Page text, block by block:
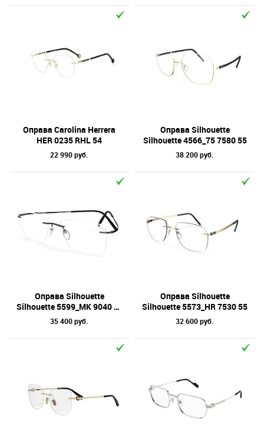
Оправа Carolina Herrera
HER 0235 RHL 54
22 990 руб.
Оправа Silhouette
Silhouette 4566_75 7580 55
38 200 руб.
Оправа Silhouette
Silhouette 5599_MK 9040 53
35 400 руб.
Оправа Silhouette
Silhouette 5573_HR 7530 55
32 600 руб.